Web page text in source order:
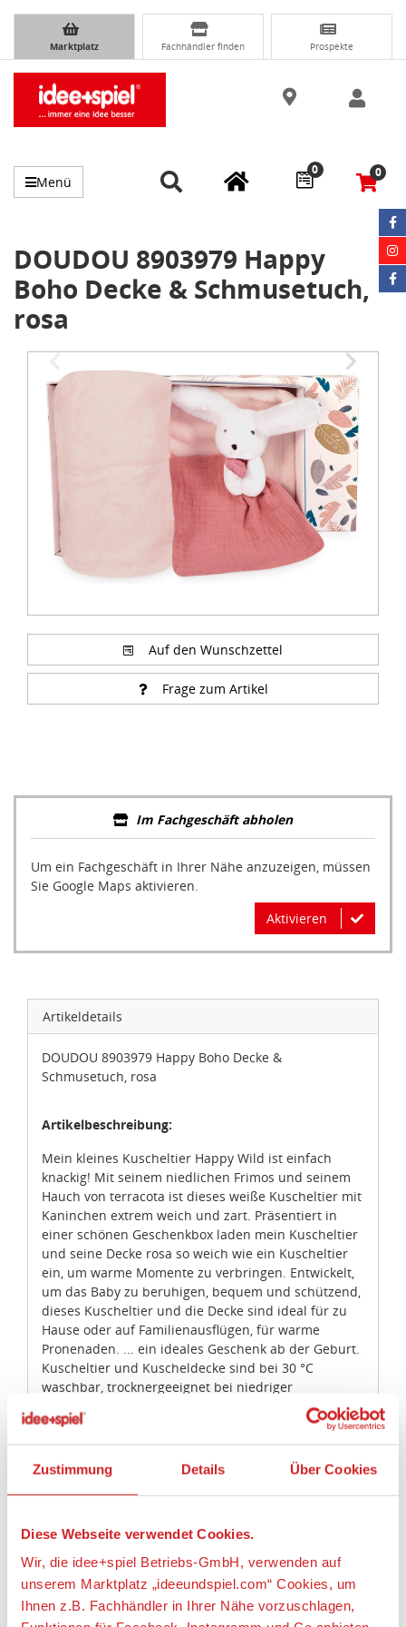
Zustimmung Details Über Cookies
Diese Webseite verwendet Cookies.
Wir, die idee+spiel Betriebs-GmbH, verwenden auf
unserem Marktplatz „ideeundspiel.com“ Cookies, um
Ihnen z.B. Fachhändler in Ihrer Nähe vorzuschlagen,
Marktplatz Fachhändler finden Prospekte
Menü
0 0
DOUDOU 8903979 Happy
Boho Decke & Schmusetuch,
rosa
of
Auf den Wunschzettel
Frage zum Artikel
Im Fachgeschäft abholen
Um ein Fachgeschäft in Ihrer Nähe anzuzeigen, müssen
Sie Google Maps aktivieren.
Aktivieren
Artikeldetails
DOUDOU 8903979 Happy Boho Decke &
Schmusetuch, rosa
Artikelbeschreibung:
Mein kleines Kuscheltier Happy Wild ist einfach
knackig! Mit seinem niedlichen Frimos und seinem
Hauch von terracota ist dieses weiße Kuscheltier mit
Kaninchen extrem weich und zart. Präsentiert in
einer schönen Geschenkbox laden mein Kuscheltier
und seine Decke rosa so weich wie ein Kuscheltier
ein, um warme Momente zu verbringen. Entwickelt,
um das Baby zu beruhigen, bequem und schützend,
dieses Kuscheltier und die Decke sind ideal für zu
Hause oder auf Familienausflügen, für warme
Pronenaden. ... ein ideales Geschenk ab der Geburt.
Kuscheltier und Kuscheldecke sind bei 30 °C
waschbar, trocknergeeignet bei niedriger
Temperatur. Unveröffentlicht! Dieses Kuscheltier hat
die weiche Garantie. Dank seiner einzigartigen Zahl
wird das verlorene Kuscheltier schnell gefunden.
Registrieren Sie Ihr Kuscheltier und entdecken Sie
alle Garantien auf der Website
doudouetcompagnie.com
Artikeleigenschaften:
Geeignetes Alter
Ab Geburt